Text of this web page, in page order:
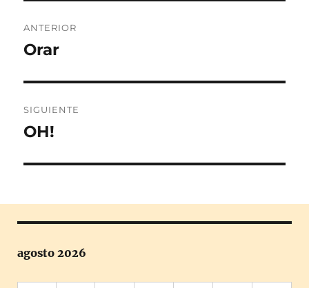
de
ANTERIOR
Entrada
Orar
SIGUIENTE
Entrada
OH!
agosto 2026